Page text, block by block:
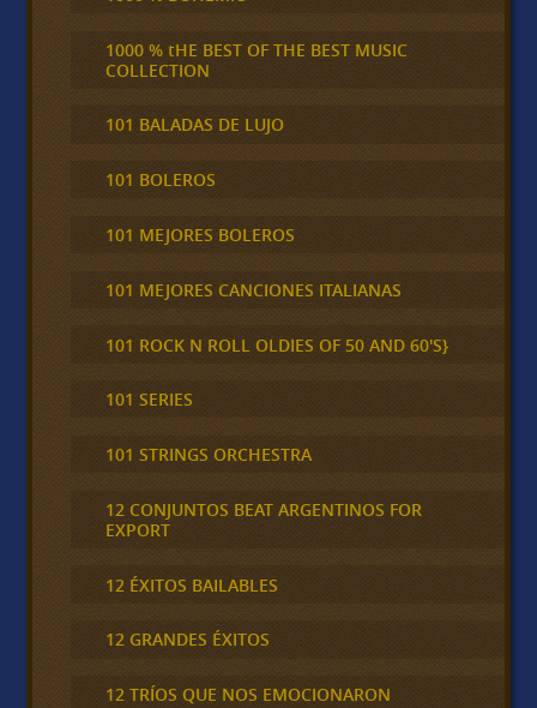
1000 % tHE BEST OF THE BEST MUSIC
COLLECTION
101 BALADAS DE LUJO
101 BOLEROS
101 MEJORES BOLEROS
101 MEJORES CANCIONES ITALIANAS
101 ROCK N ROLL OLDIES OF 50 AND 60'S}
101 SERIES
101 STRINGS ORCHESTRA
12 CONJUNTOS BEAT ARGENTINOS FOR
EXPORT
12 ÉXITOS BAILABLES
12 GRANDES ÉXITOS
12 TRÍOS QUE NOS EMOCIONARON